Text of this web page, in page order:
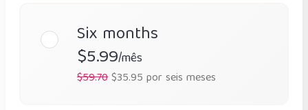
Six months
$5.99/mês
$59.70$35.95 por seis meses